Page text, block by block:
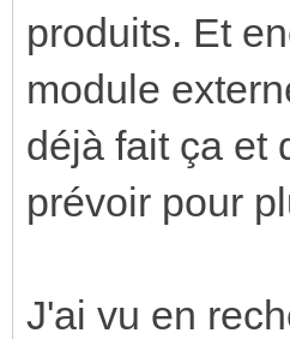
produits. Et
module
déjà fait ça et
prévoir pour
J'ai vu en